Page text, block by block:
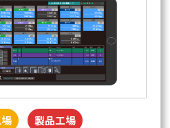
製品工場